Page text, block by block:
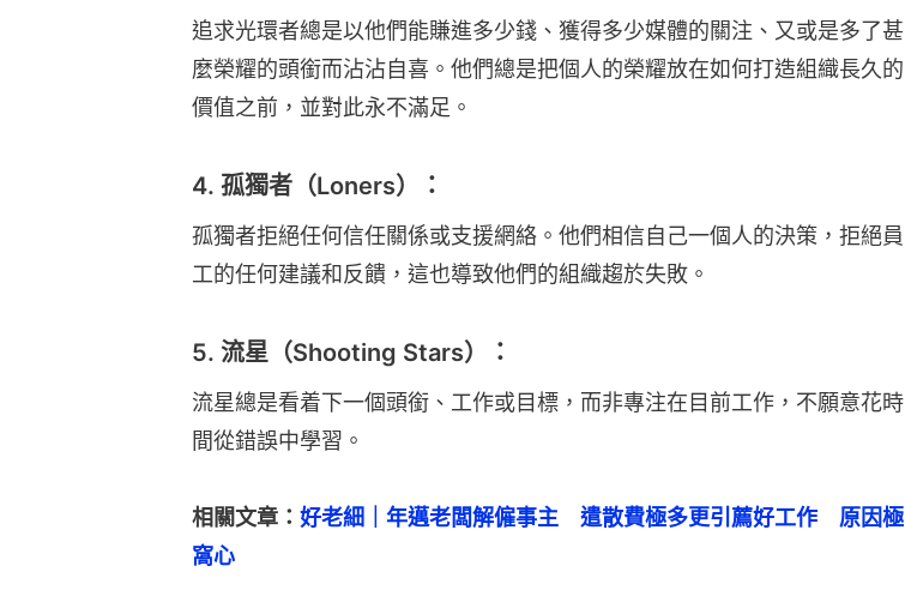
追求光環者總是以他們能賺進多少錢、獲得多少媒體的關注、又或是多了甚
麼榮耀的頭銜而沾沾自喜。他們總是把個人的榮耀放在如何打造組織長久的
價值之前，並對此永不滿足。
4. 孤獨者（Loners）：
孤獨者拒絕任何信任關係或支援網絡。他們相信自己一個人的決策，拒絕員
工的任何建議和反饋，這也導致他們的組織趨於失敗。
5. 流星（Shooting Stars）：
流星總是看着下一個頭銜、工作或目標，而非專注在目前工作，不願意花時
間從錯誤中學習。
相關文章： 好老細｜年邁老闆解僱事主　遣散費極多更引薦好工作　原因極
窩心